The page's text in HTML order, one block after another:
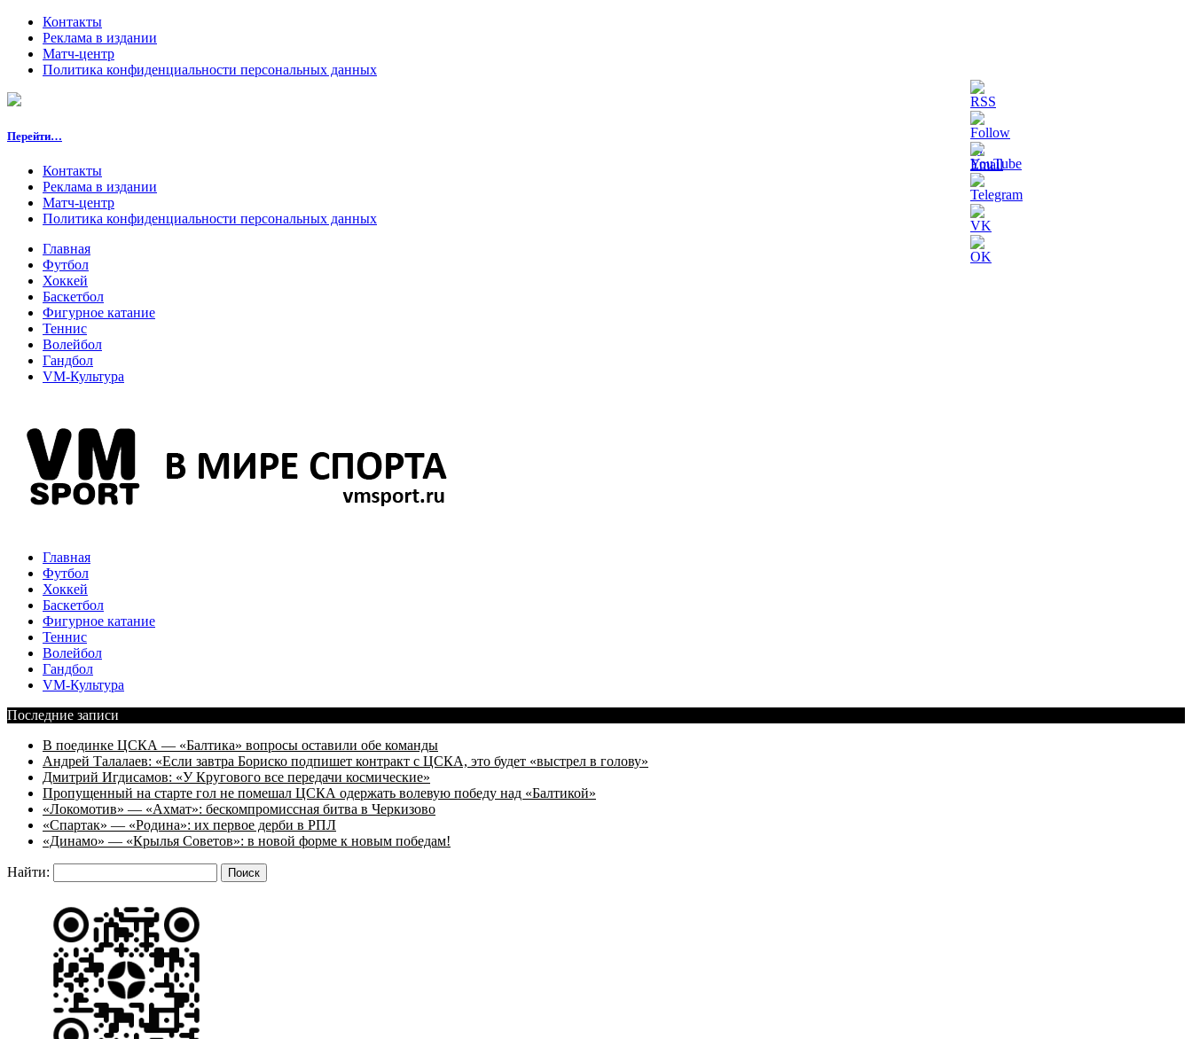
Контакты
Реклама в издании
Матч-центр
Политика конфиденциальности персональных данных
Перейти…
Контакты
Реклама в издании
Матч-центр
Политика конфиденциальности персональных данных
Главная
Футбол
Хоккей
Баскетбол
Фигурное катание
Теннис
Волейбол
Гандбол
VM-Культура
Главная
Футбол
Хоккей
Баскетбол
Фигурное катание
Теннис
Волейбол
Гандбол
VM-Культура
Последние записи
В поединке ЦСКА — «Балтика» вопросы оставили обе команды
Андрей Талалаев: «Если завтра Бориско подпишет контракт с ЦСКА, это будет «выстрел в голову»
Дмитрий Игдисамов: «У Кругового все передачи космические»
Пропущенный на старте гол не помешал ЦСКА одержать волевую победу над «Балтикой»
«Локомотив» — «Ахмат»: бескомпромиссная битва в Черкизово
«Спартак» — «Родина»: их первое дерби в РПЛ
«Динамо» — «Крылья Советов»: в новой форме к новым победам!
Найти: